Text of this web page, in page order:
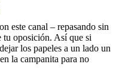
este canal – repasando sin
tu oposición. Así que si
los papeles a un lado un
la campanita para no